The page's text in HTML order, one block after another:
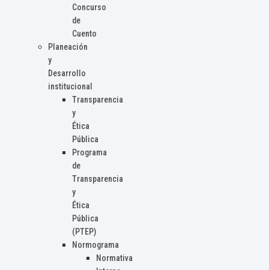
Concurso
de
Cuento
Planeación
y
Desarrollo
institucional
Transparencia
y
Ética
Pública
Programa
de
Transparencia
y
Ética
Pública
(PTEP)
Normograma
Normativa